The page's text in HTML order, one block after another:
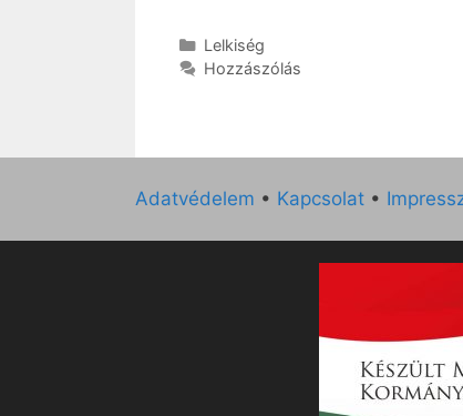
Kategória
Lelkiség
Hozzászólás
Adatvédelem • Kapcsolat •